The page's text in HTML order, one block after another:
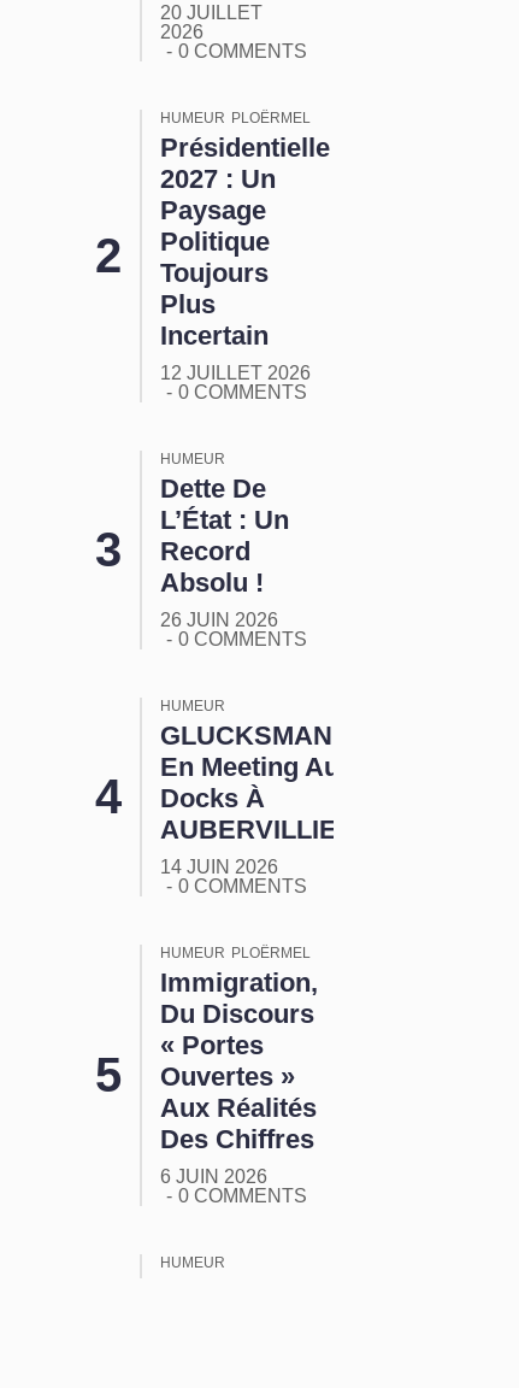
20 JUILLET
2026
0 COMMENTS
HUMEUR PLOËRMEL
Présidentielle
2027 : Un
Paysage
Politique
Toujours
Plus
Incertain
12 JUILLET 2026
0 COMMENTS
HUMEUR
Dette De
L’État : Un
Record
Absolu !
26 JUIN 2026
0 COMMENTS
HUMEUR
GLUCKSMANN
En Meeting Aux
Docks À
AUBERVILLIERS
14 JUIN 2026
0 COMMENTS
HUMEUR PLOËRMEL
Immigration,
Du Discours
« Portes
Ouvertes »
Aux Réalités
Des Chiffres
6 JUIN 2026
0 COMMENTS
HUMEUR